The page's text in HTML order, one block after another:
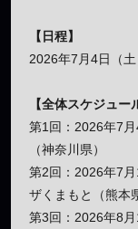
【日程】
2026年7月4日（土
【全体スケジュー
第1回：2026年7
（神奈川県）
第2回：2026年7
ザくまもと（熊本
第3回：2026年8